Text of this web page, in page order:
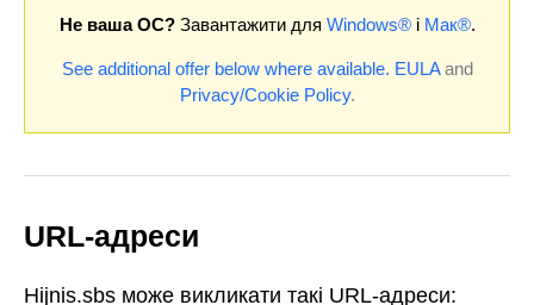
Не ваша ОС?Завантажити для Windows®і Мак®.
See additional offer below where available. EULAand
Privacy/Cookie Policy.
URL-адреси
Hijnis.sbs може викликати такі URL-адреси: